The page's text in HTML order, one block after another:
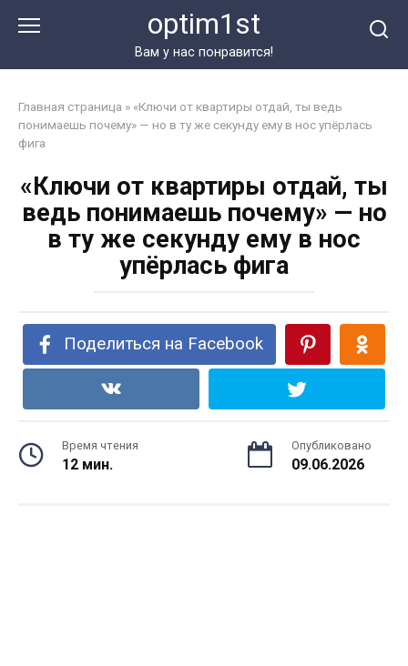
optim1st
Вам у нас понравится!
Главная страница » «Ключи от квартиры отдай, ты ведь
понимаешь почему» — но в ту же секунду ему в нос упёрлась
фига
«Ключи от квартиры отдай, ты
ведь понимаешь почему» — но
в ту же секунду ему в нос
упёрлась фига
Поделиться на Facebook
Время чтения
12 мин.
Опубликовано
09.06.2026